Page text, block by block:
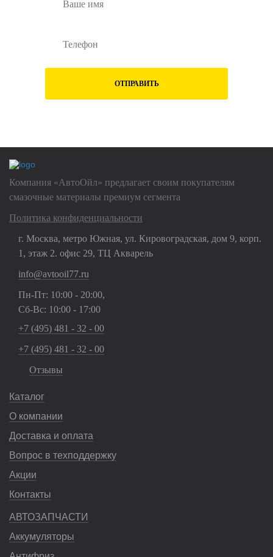
ОТПРАВИТЬ
Компания «АвтоОйл» предлагает своим покупателям
смазочные материалы премиум сегмента
Политика конфиденциальности
г. Москва, метро Южная, ул. Кировоградская, дом 9, корп.
1, этаж 2. офис 29, ТЦ Акварель
info@avtooil77.ru
Пн-Пт: 10:00 - 20:00,
Сб-Вс: 10:00 - 17:00
+7 (495) 481 - 32 - 00
+7 (495) 481 - 32 - 00
Отзывы
Каталог
О компании
Доставка и оплата
Вопрос в техподдержку
Акции
Контакты
АВТОЗАПЧАСТИ
Аккумуляторы